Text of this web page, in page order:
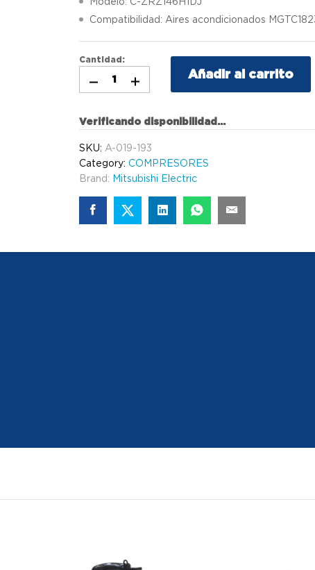
Compatibilidad: Aires acondicionados
Cantidad:
Añadir al carrito
Verificando disponibilidad...
SKU: A-019-193
Category:COMPRESORES
Brand: Mitsubishi Electric